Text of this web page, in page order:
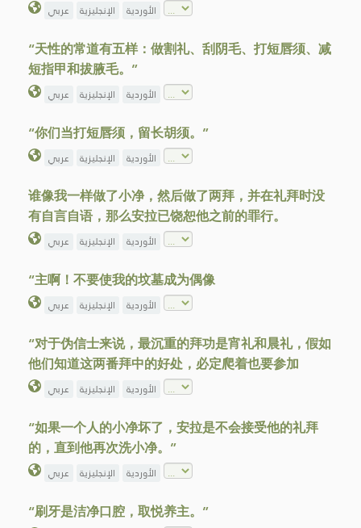
عربي الإنجليزية الأوردية
“天性的常道有五样：做割礼、刮阴毛、打短唇须、减
短指甲和拔腋毛。”
عربي الإنجليزية الأوردية
“你们当打短唇须，留长胡须。”
عربي الإنجليزية الأوردية
谁像我一样做了小净，然后做了两拜，并在礼拜时没
有自言自语，那么安拉已饶恕他之前的罪行。
عربي الإنجليزية الأوردية
“主啊！不要使我的坟墓成为偶像
عربي الإنجليزية الأوردية
“对于伪信士来说，最沉重的拜功是宵礼和晨礼，假如
他们知道这两番拜中的好处，必定爬着也要参加
عربي الإنجليزية الأوردية
“如果一个人的小净坏了，安拉是不会接受他的礼拜
的，直到他再次洗小净。”
عربي الإنجليزية الأوردية
“刷牙是洁净口腔，取悦养主。”